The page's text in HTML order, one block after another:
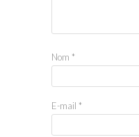
Nom *
E-mail *